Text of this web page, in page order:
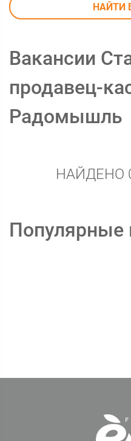
НАЙТИ
Вакансии
продавец-
Радомышль
НАЙДЕНО
Популярные